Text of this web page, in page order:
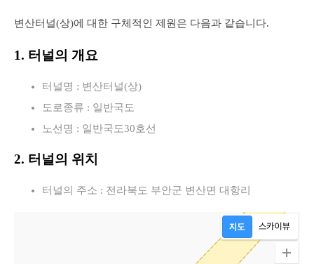
변산터널(상)에 대한 구체적인 제원은 다음과 같습니다.
1. 터널의 개요
터널명 : 변산터널(상)
도로종류 : 일반국도
노선명 : 일반국도30호선
2. 터널의 위치
터널의 주소 : 전라북도 부안군 변산면 대항리